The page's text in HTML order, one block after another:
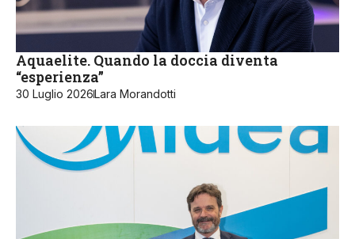
Aquaelite. Quando la doccia diventa
“esperienza”
30 Luglio 2026Lara Morandotti